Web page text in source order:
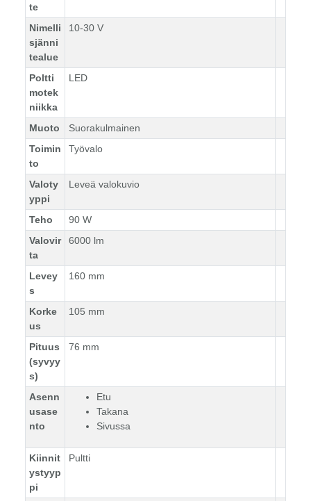
te
Nimelli
sjänni
tealue
10-30 V
Poltti
motek
niikka
LED
Muoto
Suorakulmainen
Toimin
to
Työvalo
Valoty
yppi
Leveä valokuvio
Teho
90 W
Valovir
ta
6000 lm
Levey
s
160 mm
Korke
us
105 mm
Pituus
(syvyy
s)
76 mm
Asenn
usase
nto
Etu
Takana
Sivussa
Kiinnit
ystyyp
pi
Pultti